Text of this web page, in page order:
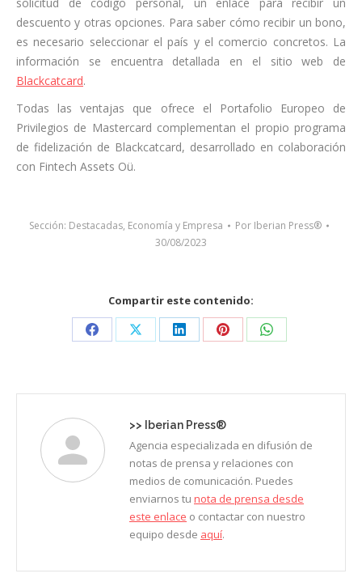
solicitud de código personal, un enlace para recibir un
descuento y otras opciones. Para saber cómo recibir un bono,
es necesario seleccionar el país y el comercio concretos. La
información se encuentra detallada en el sitio web de
Blackcatcard.
Todas las ventajas que ofrece el Portafolio Europeo de
Privilegios de Mastercard complementan el propio programa
de fidelización de Blackcatcard, desarrollado en colaboración
con Fintech Assets Oü.
Sección: Destacadas, Economía y Empresa Por Iberian Press®
30/08/2023
Compartir este contenido:
Share
Facebook
Share
X
Share
LinkedIn
Share
Pinterest
Share
WhatsApp
>> Iberian Press®
Agencia especializada en difusión de
notas de prensa y relaciones con
medios de comunicación. Puedes
enviarnos tu nota de prensa desde
este enlace o contactar con nuestro
equipo desde aquí.